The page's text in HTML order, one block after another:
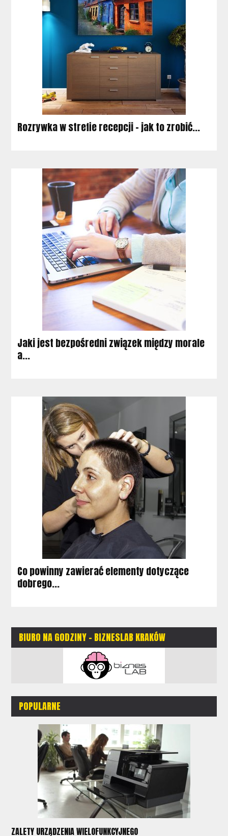
Rozrywka w strefie recepcji - jak to zrobić...
Jaki jest bezpośredni związek między morale
a...
Co powinny zawierać elementy dotyczące
dobrego...
BIURO NA GODZINY - BIZNESLAB KRAKÓW
POPULARNE
ZALETY URZĄDZENIA WIELOFUNKCYJNEGO